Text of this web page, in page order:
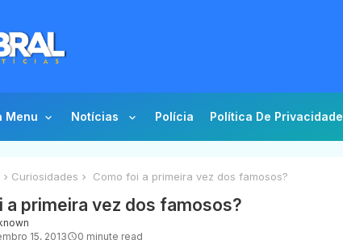
Menu Notícias Polícia Política De Privacidade
Curiosidades Como foi a primeira vez dos famosos?
a primeira vez dos famosos?
15, 2013
0 minute read